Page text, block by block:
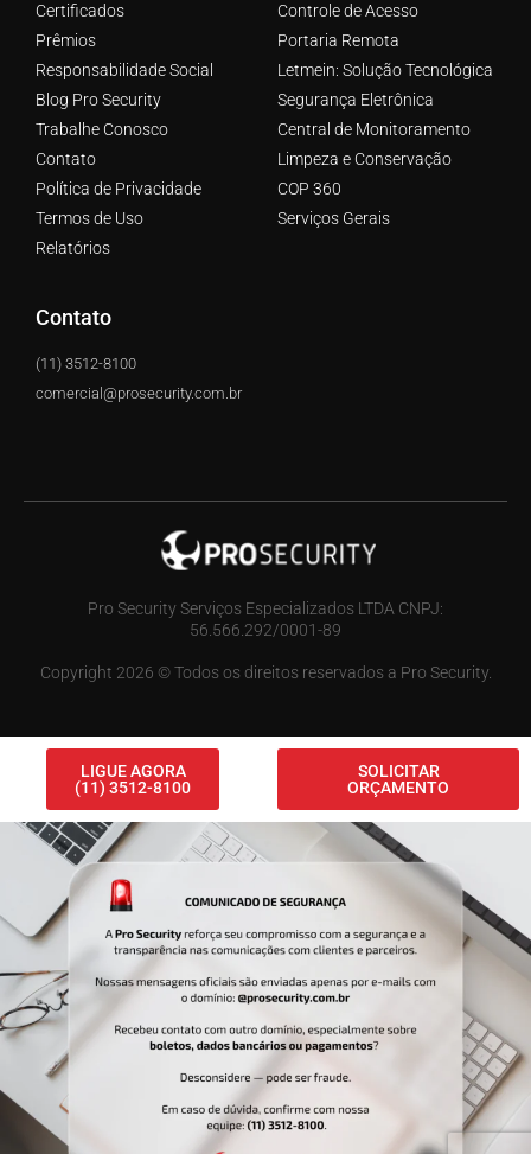
Certificados
Prêmios
Responsabilidade Social
Blog Pro Security
Trabalhe Conosco
Contato
Política de Privacidade
Termos de Uso
Relatórios
Controle de Acesso
Portaria Remota
Letmein: Solução Tecnológica
Segurança Eletrônica
Central de Monitoramento
Limpeza e Conservação
COP 360
Serviços Gerais
Contato
(11) 3512-8100
comercial@prosecurity.com.br
Pro Security Serviços Especializados LTDA CNPJ:
56.566.292/0001-89
Copyright 2026 © Todos os direitos reservados a Pro Security.
LIGUE AGORA
(11) 3512-8100
SOLICITAR
ORÇAMENTO